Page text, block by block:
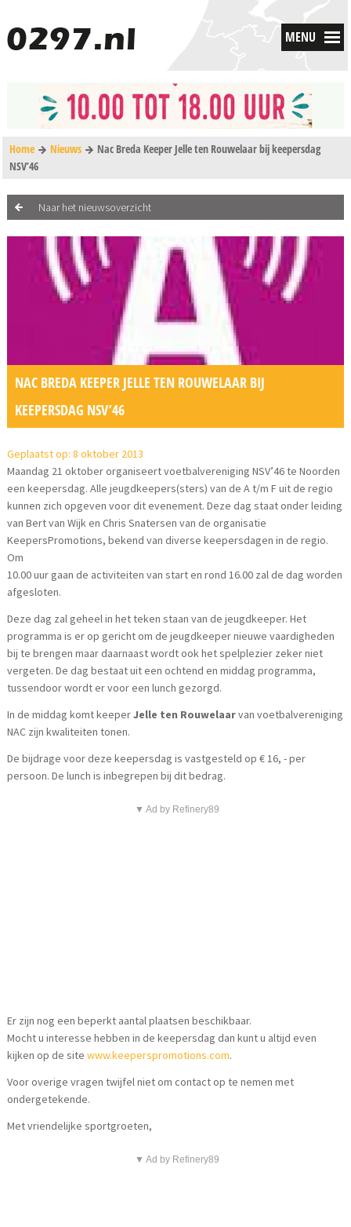
MENU
Home Nieuws
Nac Breda Keeper Jelle ten Rouwelaar bij keepersdag
NSV’46
Naar het nieuwsoverzicht
NAC BREDA KEEPER JELLE TEN ROUWELAAR BIJ
KEEPERSDAG NSV’46
Geplaatst op: 8 oktober 2013
Maandag 21 oktober organiseert voetbalvereniging NSV’46 te Noorden
een keepersdag. Alle jeugdkeepers(sters) van de A t/m F uit de regio
kunnen zich opgeven voor dit evenement. Deze dag staat onder leiding
van Bert van Wijk en Chris Snatersen van de organisatie
KeepersPromotions, bekend van diverse keepersdagen in de regio.
Om
10.00 uur gaan de activiteiten van start en rond 16.00 zal de dag worden
afgesloten.
Deze dag zal geheel in het teken staan van de jeugdkeeper. Het
programma is er op gericht om de jeugdkeeper nieuwe vaardigheden
bij te brengen maar daarnaast wordt ook het spelplezier zeker niet
vergeten. De dag bestaat uit een ochtend en middag programma,
tussendoor wordt er voor een lunch gezorgd.
In de middag komt keeperJelle ten Rouwelaarvan voetbalvereniging
NAC zijn kwaliteiten tonen.
De bijdrage voor deze keepersdag is vastgesteld op € 16, - per
persoon. De lunch is inbegrepen bij dit bedrag.
▼ Ad by Refinery89
Er zijn nog een beperkt aantal plaatsen beschikbaar.
Mocht u interesse hebben in de keepersdag dan kunt u altijd even
kijken op de sitewww.keeperspromotions.com.
Voor overige vragen twijfel niet om contact op te nemen met
ondergetekende.
Met vriendelijke sportgroeten,
▼ Ad by Refinery89